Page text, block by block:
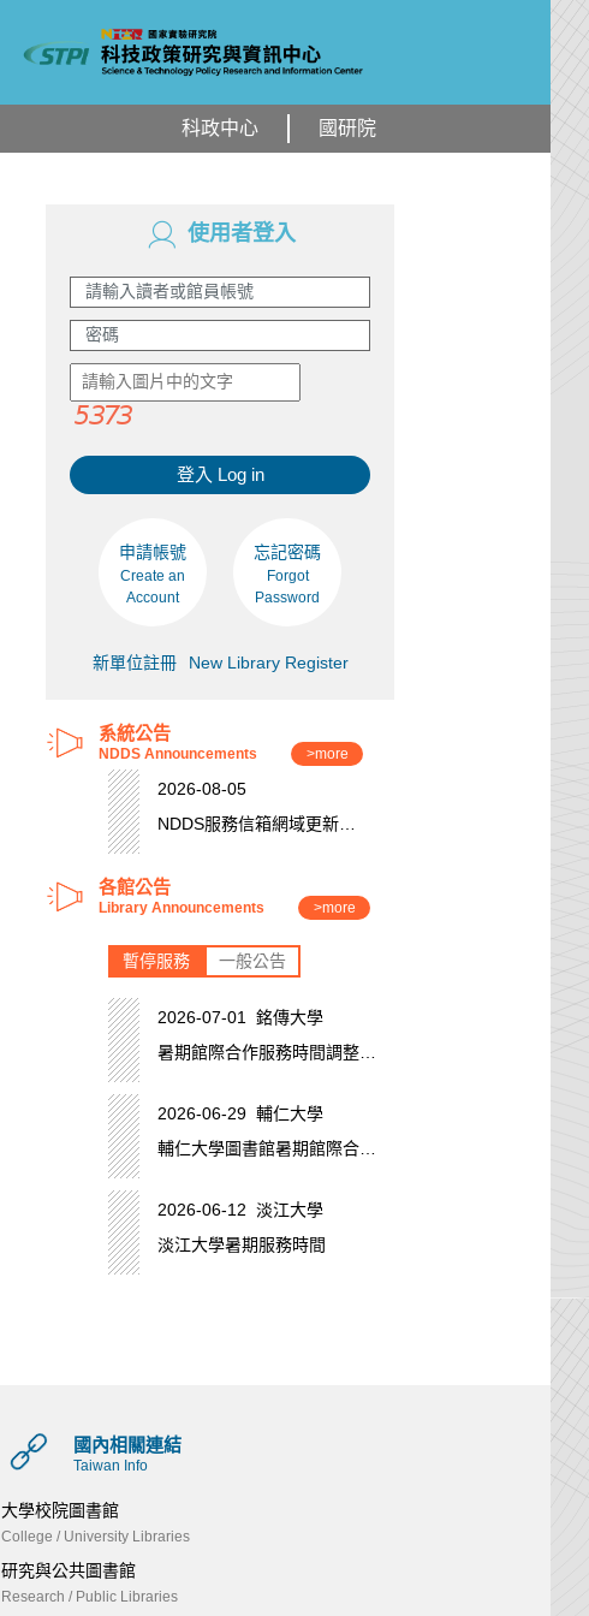
科政中心 國研院
使用者登入
申請帳號
Create an
Account
忘記密碼
Forgot
Password
新單位註冊 New Library Register
系統公告
NDDS Announcements >more
2026-08-05
NDDS服務信箱網域更新
各館公告
Library Announcements >more
暫停服務 一般公告
2026-07-01 銘傳大學
暑期館際合作服務時間調整公
2026-06-29 輔仁大學
輔仁大學圖書館暑期館際合作
2026-06-12 淡江大學
淡江大學暑期服務時間
國內相關連結
Taiwan Info
大學校院圖書館
College / University Libraries
研究與公共圖書館
Research / Public Libraries